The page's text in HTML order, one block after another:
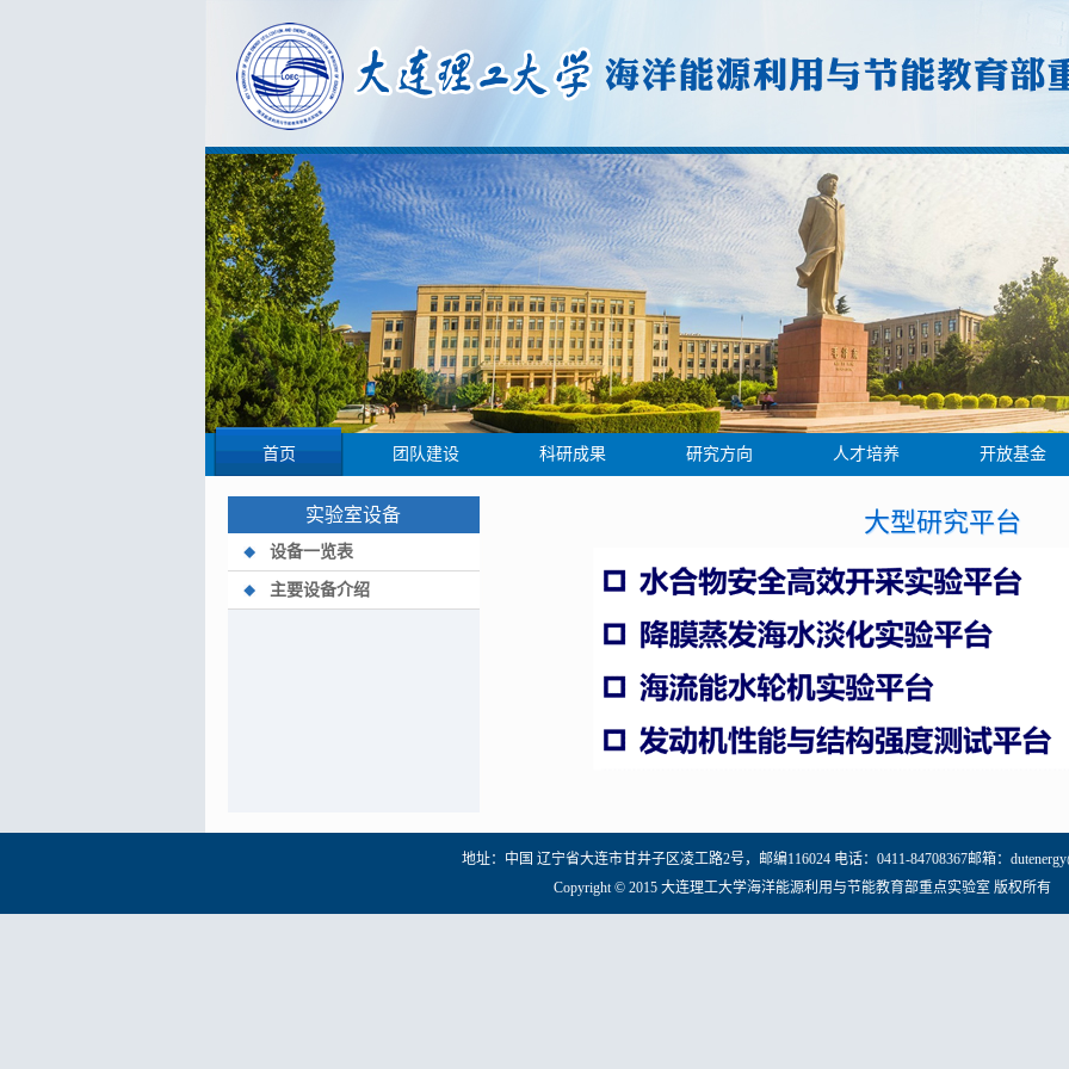
首页 团队建设 科研成果 研究方向 人才培养 开放基金
实验室设备
设备一览表
主要设备介绍
大型研究平台
地址：中国 辽宁省大连市甘井子区凌工路2号，邮编116024 电话：0411-84708367邮箱：
Copyright © 2015 大连理工大学海洋能源利用与节能教育部重点实验室 版权所有